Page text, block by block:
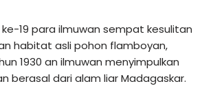
19 para ilmuwan sempat kesulitan
habitat asli pohon flamboyan,
1930 an ilmuwan menyimpulkan
berasal dari alam liar Madagaskar.